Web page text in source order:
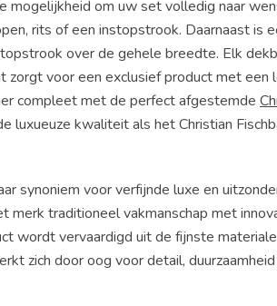
mogelijkheid om uw set volledig naar
rits of een instopstrook. Daarnaast is
over de gehele breedte. Elk
voor een exclusief product met een
compleet met de perfect afgestemde
luxueuze kwaliteit als het Christian
synoniem voor verfijnde luxe en
merk traditioneel vakmanschap met
wordt vervaardigd uit de fijnste
zich door oog voor detail,